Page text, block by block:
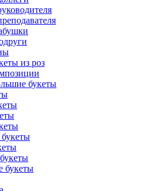
из роз
букеты
букеты